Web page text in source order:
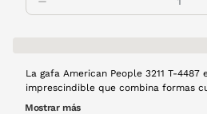
La gafa American People 3211 T-
imprescindible que combina formas
Un diseño esencial que resaltará tu
Mostrar más